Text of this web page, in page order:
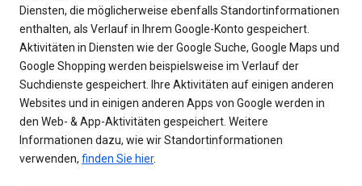
Diensten, die möglicherweise ebenfalls Standortinformationen
enthalten, als Verlauf in Ihrem Google-Konto gespeichert.
Aktivitäten in Diensten wie der Google Suche, Google Maps und
Google Shopping werden beispielsweise im Verlauf der
Suchdienste gespeichert. Ihre Aktivitäten auf einigen anderen
Websites und in einigen anderen Apps von Google werden in
den Web- & App-Aktivitäten gespeichert. Weitere
Informationen dazu, wie wir Standortinformationen
verwenden, finden Sie hier.